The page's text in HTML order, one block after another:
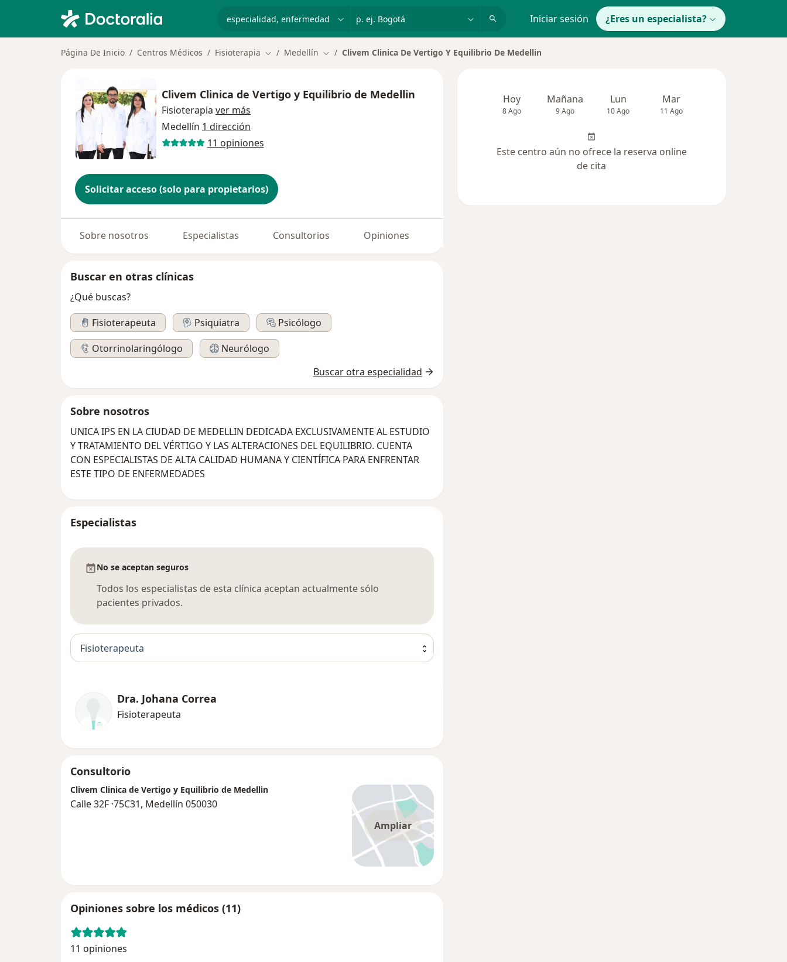
p. ej. Bogotá Iniciar sesión ¿Eres un especialista?
Página De Inicio Centros Médicos Fisioterapia Cambiar de ciudad
Medellín Cambiar de ciudad
Clivem Clinica De Vertigo Y Equilibrio De Medellin
Clivem Clinica de Vertigo y Equilibrio de Medellin
Fisioterapia ver más
Medellín 1 dirección
11 opiniones
Solicitar acceso (solo para propietarios)
Sobre nosotros Especialistas Consultorios Opiniones
Buscar en otras clínicas
¿Qué buscas?
Fisioterapeuta
Psiquiatra
Psicólogo
Otorrinolaringólogo
Neurólogo
Buscar otra especialidad
Sobre nosotros
UNICA IPS EN LA CIUDAD DE MEDELLIN DEDICADA EXCLUSIVAMENTE AL ESTUDIO
Y TRATAMIENTO DEL VÉRTIGO Y LAS ALTERACIONES DEL EQUILIBRIO. CUENTA
CON ESPECIALISTAS DE ALTA CALIDAD HUMANA Y CIENTÍFICA PARA ENFRENTAR
ESTE TIPO DE ENFERMEDADES
Especialistas
No se aceptan seguros
Todos los especialistas de esta clínica aceptan actualmente sólo
pacientes privados.
Fisioterapeuta
Dra. Johana Correa
Fisioterapeuta
Consultorio
Ampliar
Clivem Clinica de Vertigo y Equilibrio de Medellin
Calle 32F ·75C31, Medellín 050030
Opiniones sobre los médicos (11)
11 opiniones
Hoy
8 Ago
Mañana
9 Ago
Lun
10 Ago
Mar
11 Ago
Este centro aún no ofrece la reserva online
de cita